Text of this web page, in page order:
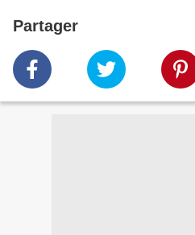
Partager